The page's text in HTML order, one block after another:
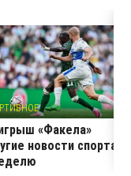
«Факела»
новости спорта